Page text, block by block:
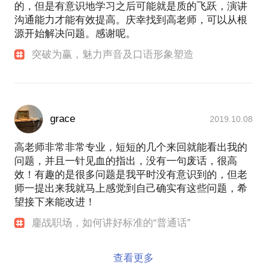
的，但是有意识地学习之后可能就是质的飞跃，演讲
沟通能力才能有效提高。庆幸找到高老师，可以从根
源开始解决问题。感谢呢。
突破为赢，魅力声音及口语形象塑造
grace 2019.10.08
高老师非常非常专业，短短的几个来回就能看出我的
问题，并且一针见血的指出，没有一句废话，很高
效！有趣的是很多问题是我平时没有意识到的，但老
师一提出来我就马上感觉到自己确实有这些问题，希
望接下来能改进！
鏖战职场，如何讲好标准的“普通话”
查看更多